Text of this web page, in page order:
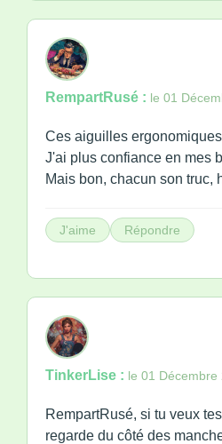
RempartRusé : le 01
Ces aiguilles
J'ai plus confiance en mes
Mais bon, chacun son truc,
J'aime Répondre
TinkerLise : le 01 Décembre
RempartRusé, si tu veux
regarde du côté des